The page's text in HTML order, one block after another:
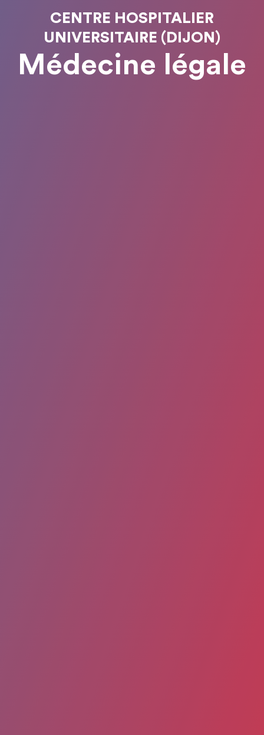
CENTRE HOSPITALIER
UNIVERSITAIRE (DIJON)
Médecine légale